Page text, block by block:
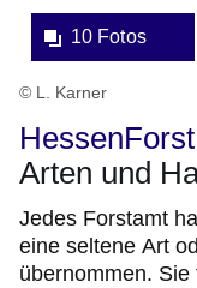
10 Fotos
© L. Karner
HessenForst
Arten und
Jedes Forstamt
eine seltene Art
übernommen.